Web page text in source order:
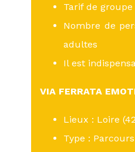
Tarif de
Nombre de
adultes
Il est
VIA FERRATA
Lieux : Loire
Type :